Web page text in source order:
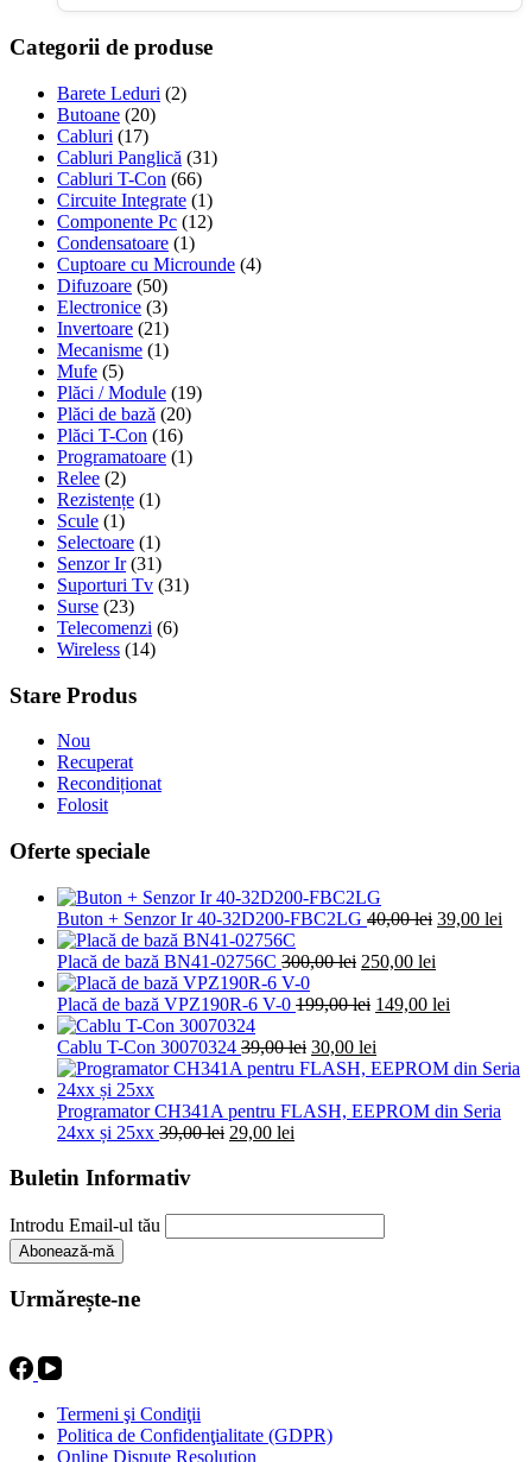
Categorii de produse
Barete Leduri (2)
Butoane (20)
Cabluri (17)
Cabluri Panglică (31)
Cabluri T-Con (66)
Circuite Integrate (1)
Componente Pc (12)
Condensatoare (1)
Cuptoare cu Microunde (4)
Difuzoare (50)
Electronice (3)
Invertoare (21)
Mecanisme (1)
Mufe (5)
Plăci / Module (19)
Plăci de bază (20)
Plăci T-Con (16)
Programatoare (1)
Relee (2)
Rezistențe (1)
Scule (1)
Selectoare (1)
Senzor Ir (31)
Suporturi Tv (31)
Surse (23)
Telecomenzi (6)
Wireless (14)
Stare Produs
Nou
Recuperat
Recondiționat
Folosit
Oferte speciale
Buton + Senzor Ir 40-32D200-FBC2LG 40,00lei Prețul
40,00 lei.
39,00 lei
Placă de bază BN41-02756C 300,00lei Prețul
a
300,00 lei.
250,00 lei
este:
Placă de bază VPZ190R-6 V-0 199,00lei Prețul
a
fost:
149,00 lei
149,00 lei.
Cablu T-Con 30070324 39,00lei Prețul
inițial
fost:
30,00 lei
curent
30,00 lei.
Programator CH341A pentru FLASH, EEPROM din Seria
24xx și 25xx 39,00lei Prețul
39,00 lei.
29,00 lei
Buletin Informativ
Introdu Email-ul tău
Urmărește-ne
Termeni şi Condiţii
Politica de Confidenţialitate (GDPR)
Online Dispute Resolution